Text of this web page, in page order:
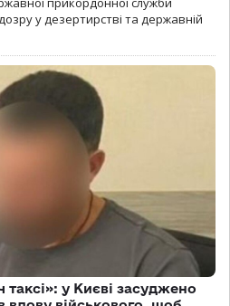
у дезертирстві та державній
таксі»: у Києві засуджено